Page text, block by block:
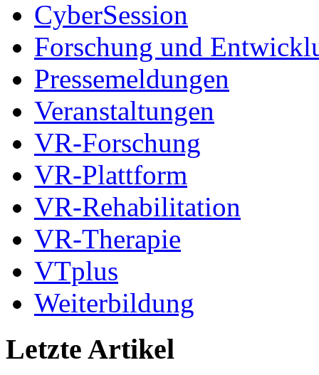
CyberSession
Forschung und
Pressemeldungen
Veranstaltungen
VR-Forschung
VR-Plattform
VR-Rehabilitation
VR-Therapie
VTplus
Weiterbildung
Letzte Artikel